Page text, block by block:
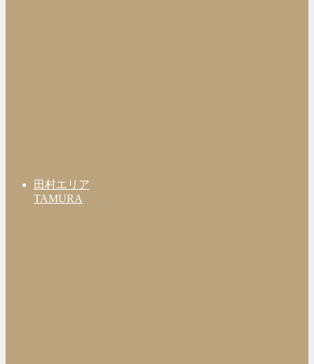
田村エリア
TAMURA